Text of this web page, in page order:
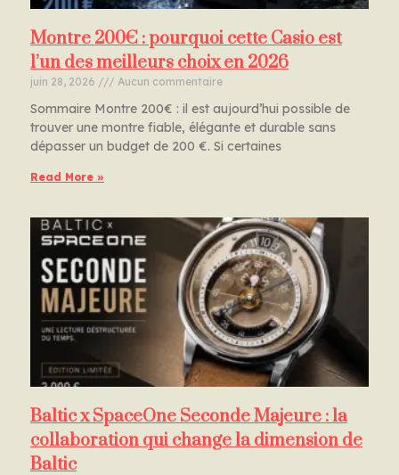
Montre 200€ : pourquoi cette Casio est
l’un des meilleurs choix en 2026
juin 28, 2026 Aucun commentaire
Sommaire Montre 200€ : il est aujourd’hui possible de
trouver une montre fiable, élégante et durable sans
dépasser un budget de 200 €. Si certaines
Read More »
Baltic x SpaceOne Seconde Majeure : la
collaboration qui change la dimension de
Baltic